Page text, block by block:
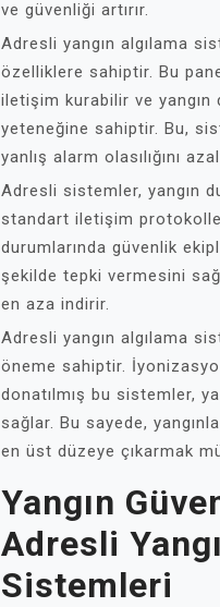
ve güvenliği artırır.
Adresli yangın algılama
özelliklere sahiptir. Bu
iletişim kurabilir ve yangın
yeteneğine sahiptir. Bu,
yanlış alarm olasılığını
Adresli sistemler, yangın
standart iletişim
durumlarında güvenlik
şekilde tepki vermesini
en aza indirir.
Adresli yangın algılama
öneme sahiptir.
donatılmış bu sistemler,
sağlar. Bu sayede,
en üst düzeye çıkarmak
Yangın
Adresli
Sistemleri